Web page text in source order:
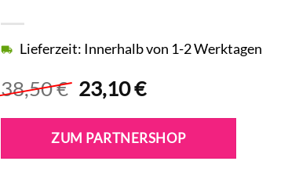
38,50€ Ursprünglicher
Preis
war:
38,50 €
23,10€Aktueller
ist:
23,10 €.
Lieferzeit: Innerhalb von 1-2 Werktagen
ZUM PARTNERSHOP